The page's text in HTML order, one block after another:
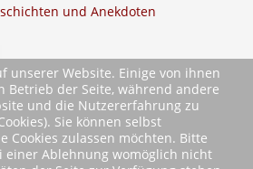
und Anekdoten
unserer Website. Einige von ihnen
Betrieb der Seite, während andere
und die Nutzererfahrung zu
Sie können selbst
Cookies zulassen möchten. Bitte
einer Ablehnung womöglich nicht